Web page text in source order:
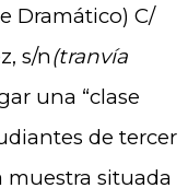
Dramático) C/
s/n(tranvía
una “clase
de tercer
muestra situada